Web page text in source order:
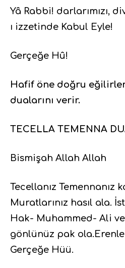
Yâ Rabbi! darlarımızı,
ı izzetinde Kabul Eyle!
Gerçeğe Hû!
Hafif öne doğru eğilirler
dualarını verir.
TECELLA TEMENNA
Bismişah Allah Allah
Tecellanız Temennanız
Muratlarınız hasıl ala.
Hak- Muhammed- Ali
gönlünüz pak
Gerçeğe Hüü.